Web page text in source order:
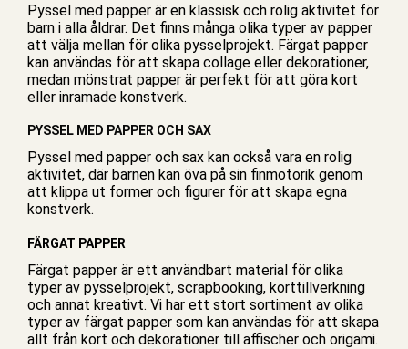
Pyssel med papper är en klassisk och rolig aktivitet för
barn i alla åldrar. Det finns många olika typer av papper
att välja mellan för olika pysselprojekt. Färgat papper
kan användas för att skapa collage eller dekorationer,
medan mönstrat papper är perfekt för att göra kort
eller inramade konstverk.
PYSSEL MED PAPPER OCH SAX
Pyssel med papper och sax kan också vara en rolig
aktivitet, där barnen kan öva på sin finmotorik genom
att klippa ut former och figurer för att skapa egna
konstverk.
FÄRGAT PAPPER
Färgat papper är ett användbart material för olika
typer av pysselprojekt, scrapbooking, korttillverkning
och annat kreativt. Vi har ett stort sortiment av olika
typer av färgat papper som kan användas för att skapa
allt från kort och dekorationer till affischer och origami.